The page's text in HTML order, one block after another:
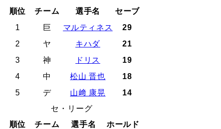
順位
チーム 選手名
セーブ
1
巨 マルティネス
29
2
ヤ キハダ
21
3
神 ドリス
19
4
中 松山 晋也
18
5
デ 山﨑 康晃
14
セ・リーグ
順位
チーム 選手名
ホールド